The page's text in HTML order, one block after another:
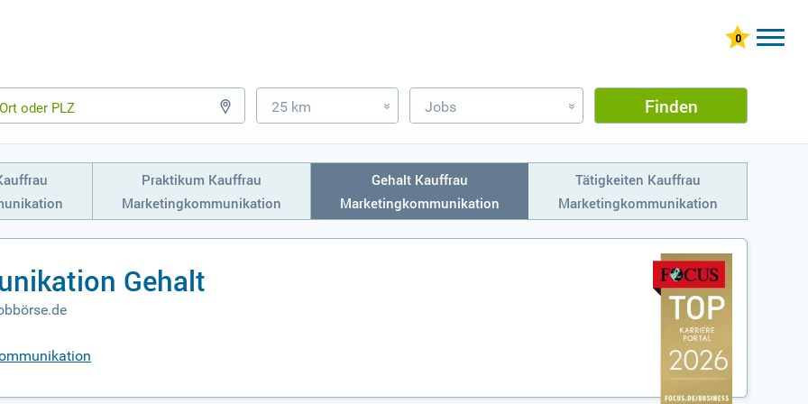
25 km » Jobs » Finden
Praktikum Kauffrau
Marketingkommunikation
Gehalt Kauffrau
Marketingkommunikation
Tätigkeiten Kauffrau
Marketingkommunikation
Gehalt